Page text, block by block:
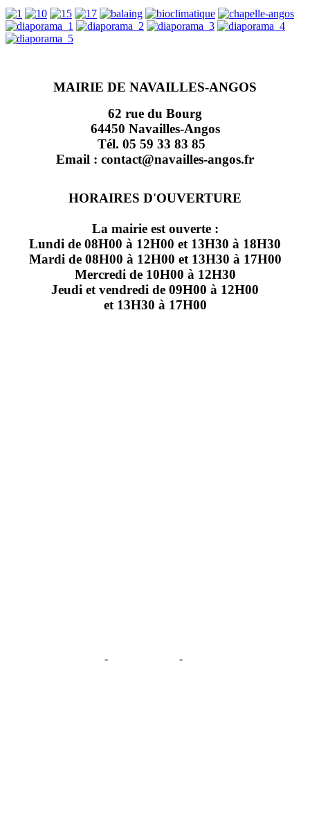
MAIRIE DE NAVAILLES-ANGOS
62 rue du Bourg
64450 Navailles-Angos
Tél. 05 59 33 83 85
Email : contact@navailles-angos.fr
HORAIRES D'OUVERTURE
La mairie est ouverte :
Lundi de 08H00 à 12H00 et 13H30 à 18H30
Mardi de 08H00 à 12H00 et 13H30 à 17H00
Mercredi de 10H00 à 12H30
Jeudi et vendredi de 09H00 à 12H00
et 13H30 à 17H00
- -